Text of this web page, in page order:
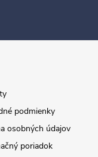
podmienky
osobných údajov
poriadok